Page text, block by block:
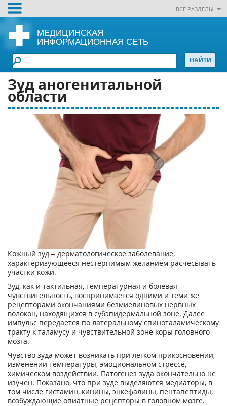
ВСЕ РАЗДЕЛЫ
МЕДИЦИНСКАЯ
ИНФОРМАЦИОННАЯ СЕТЬ
Зуд аногенитальной
области
Кожный зуд – дерматологическое заболевание,
характеризующееся нестерпимым желанием расчесывать
участки кожи.
Зуд, как и тактильная, температурная и болевая
чувствительность, воспринимается одними и теми же
рецепторами окончаниями безмиелиновых нервных
волокон, находящихся в субэпидермальной зоне. Далее
импульс передается по латеральному спиноталамическому
тракту к таламусу и чувствительной зоне коры головного
мозга.
Чувство зуда может возникать при легком прикосновении,
изменении температуры, эмоциональном стрессе,
химическом воздействии. Патогенез зуда окончательно не
изучен. Показано, что при зуде выделяются медиаторы, в
том числе гистамин, кинины, энкефалины, пентапептиды,
возбуждающие опиатные рецепторы в головном мозге.